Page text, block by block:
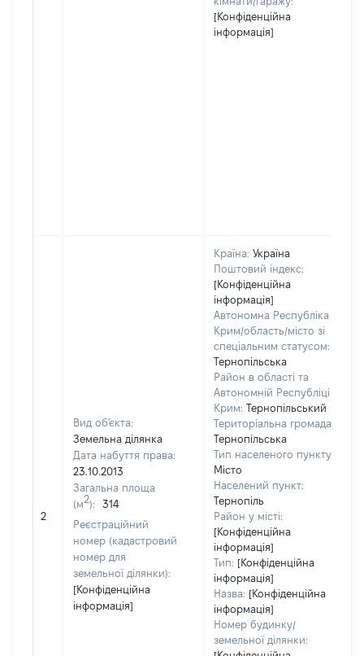
[Конфіденційна
інформація]
2
Вид об'єкта:
Земельна ділянка
Дата набуття права:
23.10.2013
Загальна площа
(м2):
314
Реєстраційний
номер (кадастровий
номер для
земельної ділянки):
[Конфіденційна
інформація]
Країна: Україна
Поштовий індекс:
[Конфіденційна
інформація]
Автономна Республіка
Крим/область/місто зі
спеціальним статусом:
Тернопільська
Район в області та
Автономній Республіці
Крим: Тернопільський
Територіальна громада:
Тернопільська
Тип населеного пункту:
Місто
Населений пункт:
Тернопіль
Район у місті:
[Конфіденційна
інформація]
Тип: [Конфіденційна
інформація]
Назва: [Конфіденційна
інформація]
Номер будинку/
земельної ділянки: